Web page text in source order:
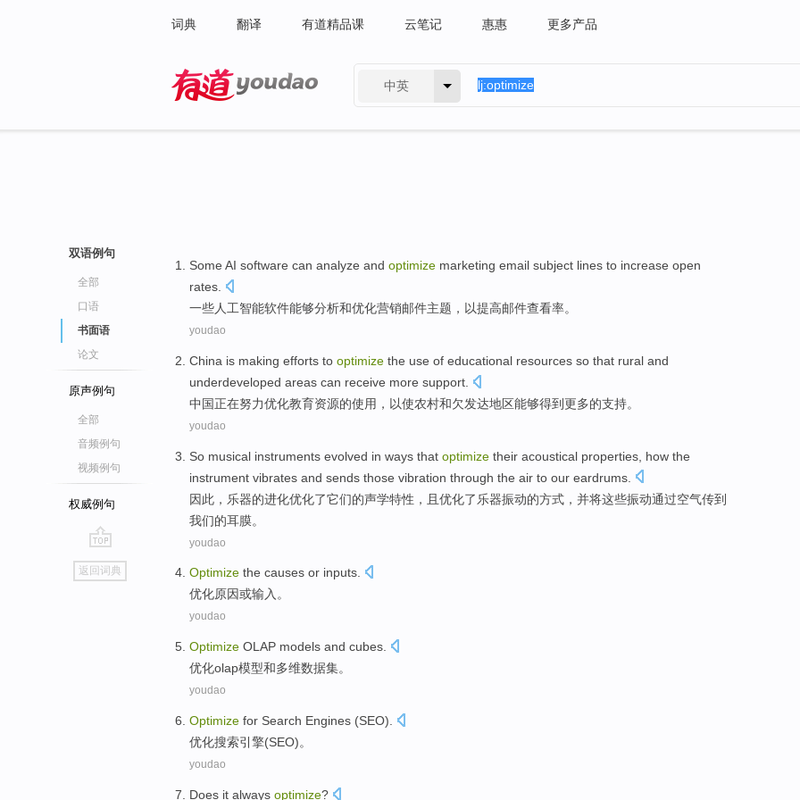
词典 翻译 有道精品课 云笔记 惠惠 更多产品
中英
双语例句
全部
口语
书面语
论文
原声例句
全部
音频例句
视频例句
权威例句
go
top
返回词典
Some AI software can analyze and optimize marketing email subject lines to increase open
rates
一些人工智能软件能够分析和优化营销邮件主题 ， 以提高邮件查看率。
youdao
China is making efforts to optimize the use of educational resources so that rural and
underdeveloped areas can receive more support
中国正在努力优化教育资源的使用 ， 以使农村和欠发达地区能够得到更多的支持。
youdao
So musical instruments evolved in ways that optimize their acoustical properties , how the
instrument vibrates and sends those vibration through the air to our eardrums
因此 ， 乐器的进化优化了它们的声学特性 ，且优化了 乐器振动的方式 ， 并将这些振动通过空气传到
我们的耳膜。
youdao
Optimize the causes or inputs.
优化原因或输入。
youdao
Optimize OLAP models and cubes
优化olap模型和多维数据集。
youdao
Optimize for Search Engines (SEO).
优化搜索引擎(SEO)。
youdao
Does it always optimize?